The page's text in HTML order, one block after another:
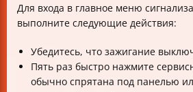
Для входа в главное меню
выполните следующие действия:
Убедитесь, что зажигание
Пять раз быстро нажмите
обычно спрятана под панелью